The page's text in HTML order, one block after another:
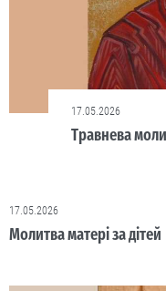
17.05.2026
Травнева
17.05.2026
Молитва матері за дітей